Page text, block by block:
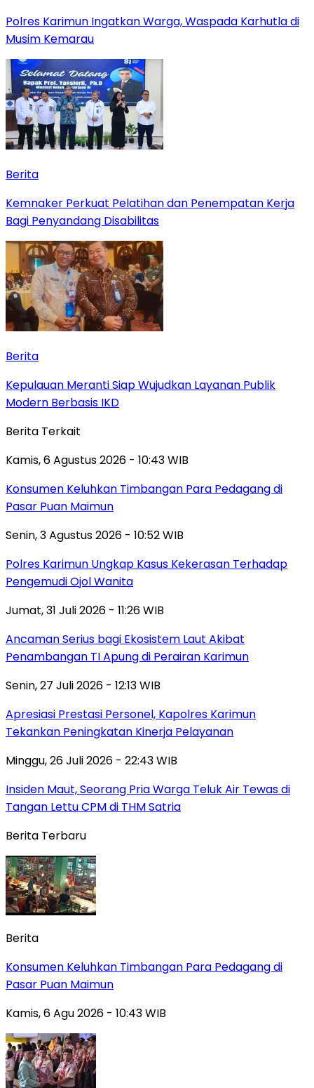
Polres Karimun Ingatkan Warga, Waspada Karhutla di
Musim Kemarau
Berita
Kemnaker Perkuat Pelatihan dan Penempatan Kerja
Bagi Penyandang Disabilitas
Berita
Kepulauan Meranti Siap Wujudkan Layanan Publik
Modern Berbasis IKD
Berita Terkait
Kamis, 6 Agustus 2026 - 10:43 WIB
Konsumen Keluhkan Timbangan Para Pedagang di
Pasar Puan Maimun
Senin, 3 Agustus 2026 - 10:52 WIB
Polres Karimun Ungkap Kasus Kekerasan Terhadap
Pengemudi Ojol Wanita
Jumat, 31 Juli 2026 - 11:26 WIB
Ancaman Serius bagi Ekosistem Laut Akibat
Penambangan TI Apung di Perairan Karimun
Senin, 27 Juli 2026 - 12:13 WIB
Apresiasi Prestasi Personel, Kapolres Karimun
Tekankan Peningkatan Kinerja Pelayanan
Minggu, 26 Juli 2026 - 22:43 WIB
Insiden Maut, Seorang Pria Warga Teluk Air Tewas di
Tangan Lettu CPM di THM Satria
Berita Terbaru
Berita
Konsumen Keluhkan Timbangan Para Pedagang di
Pasar Puan Maimun
Kamis, 6 Agu 2026 - 10:43 WIB